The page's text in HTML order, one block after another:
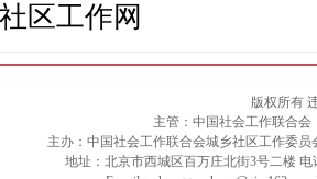
区工作网
版权所有
主管：中国社会工作联合
主办：中国社会工作联合会城乡社区工作委
地址：北京市西城区百万庄北街3号二楼